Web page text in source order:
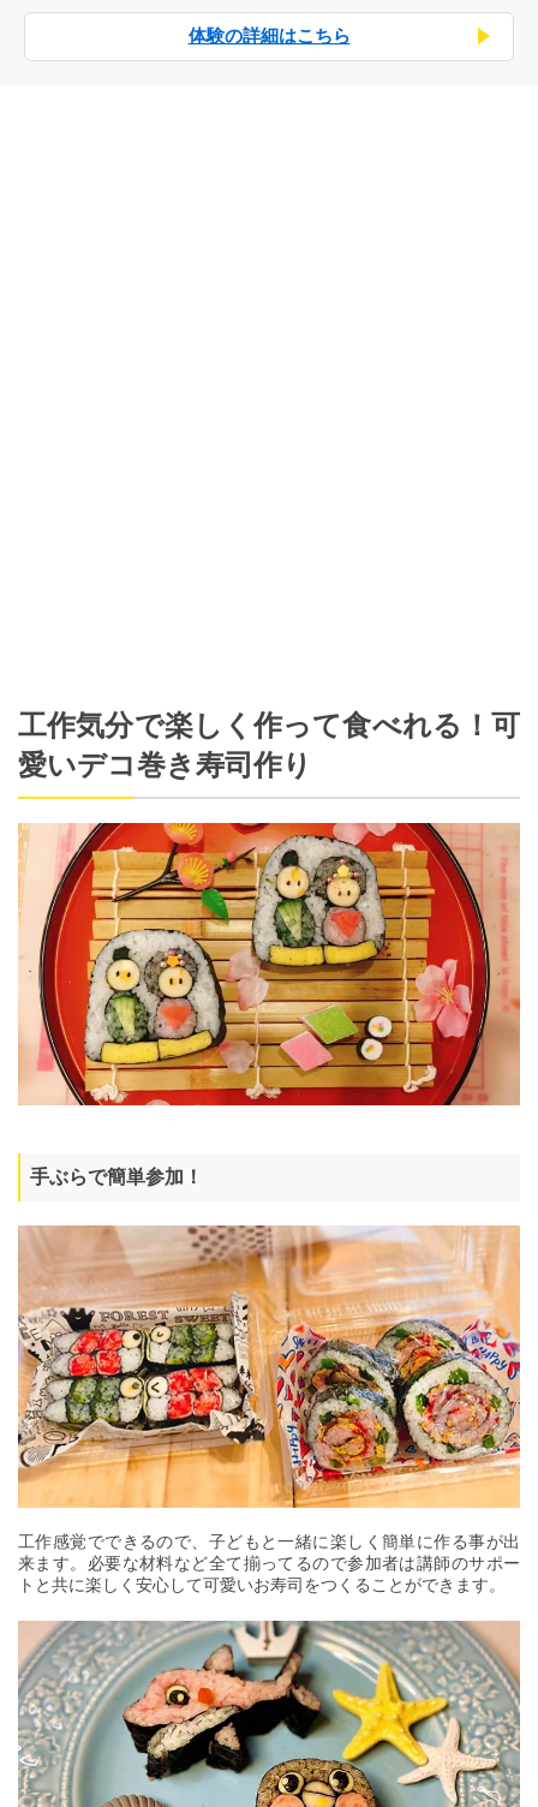
体験の詳細はこちら
工作気分で楽しく作って食べれる！可
愛いデコ巻き寿司作り
手ぶらで簡単参加！
工作感覚でできるので、子どもと一緒に楽しく簡単に作る事が出
来ます。必要な材料など全て揃ってるので参加者は講師のサポー
トと共に楽しく安心して可愛いお寿司をつくることができます。